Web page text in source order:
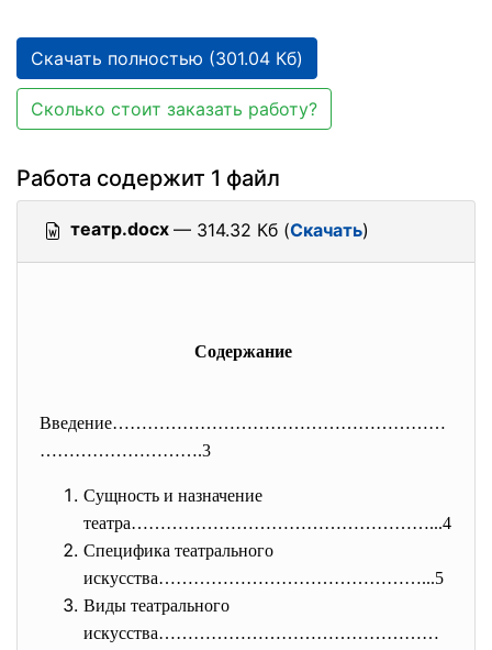
Скачать полностью (301.04 Кб)
Сколько стоит заказать работу?
Работа содержит 1 файл
театр.docx — 314.32 Кб (Скачать)
Содержание
Введение…………………………………………………
……………………….3
Сущность и назначение
театра……………………………………………...4
Специфика театрального
искусства………………………………………...5
Виды театрального
искусства…………………………………………